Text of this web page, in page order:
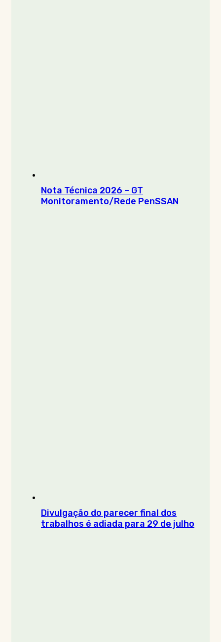
Nota Técnica 2026 – GT
Monitoramento/Rede PenSSAN
Divulgação do parecer final dos
trabalhos é adiada para 29 de julho